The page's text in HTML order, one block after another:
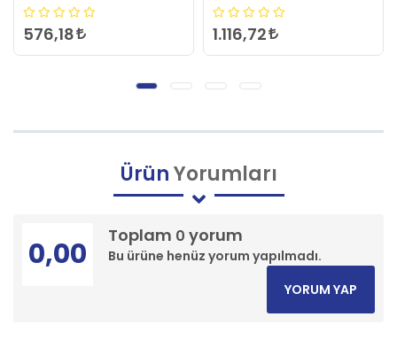
576,18 1.116,72
ÜrünYorumları
Toplam 0 yorum
Bu ürüne henüz yorum yapılmadı.
0,00
YORUM YAP